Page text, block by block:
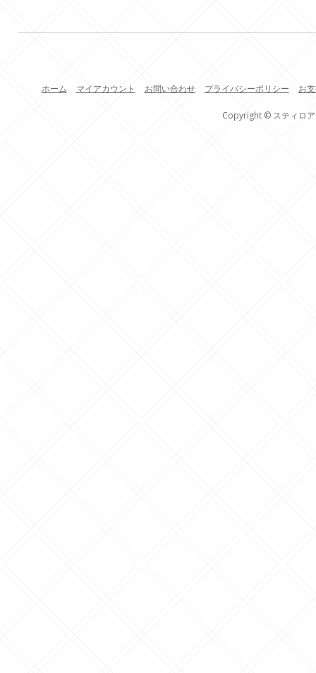
ホーム マイアカウント お問い合わせ プライバシーポリシー お
Copyright © スティロ